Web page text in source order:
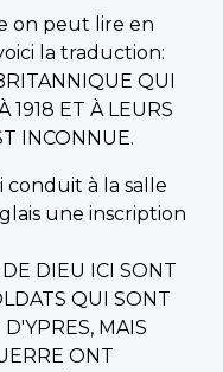
on peut lire en
la traduction:
QUI
1918 ET À LEURS
INCONNUE.
conduit à la salle
une inscription
DIEU ICI SONT
QUI SONT
MAIS
ONT